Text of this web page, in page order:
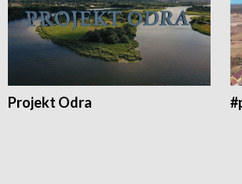
Projekt Odra